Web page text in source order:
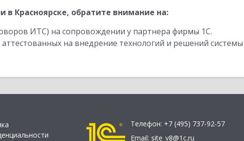
Красноярске, обратите внимание на:
ИТС) на сопровождении у партнера фирмы 1С.
на внедрение технологий и решений
Телефон: +7 (495) 737-92-57
Email: site_v8@1c.ru